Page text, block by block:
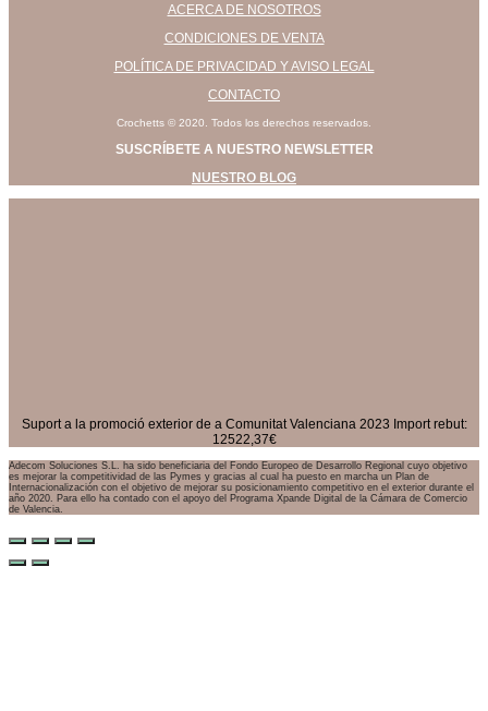
de
ACERCA DE NOSOTROS
CONDICIONES DE VENTA
POLÍTICA DE PRIVACIDAD Y AVISO LEGAL
CONTACTO
Crochetts © 2020. Todos los derechos reservados.
SUSCRÍBETE A NUESTRO NEWSLETTER
NUESTRO BLOG
Suport a la promoció exterior de a Comunitat Valenciana 2023 Import rebut:
12522,37€
Adecom Soluciones S.L. ha sido beneficiaria del Fondo Europeo de Desarrollo Regional cuyo objetivo
es mejorar la competitividad de las Pymes y gracias al cual ha puesto en marcha un Plan de
Internacionalización con el objetivo de mejorar su posicionamiento competitivo en el exterior durante el
año 2020. Para ello ha contado con el apoyo del Programa Xpande Digital de la Cámara de Comercio
de Valencia.